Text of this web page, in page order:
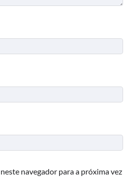
navegador para a próxima vez